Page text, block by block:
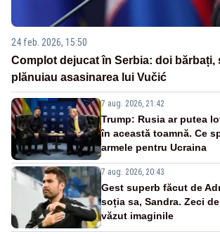
24 feb. 2026, 15:50
Complot dejucat în Serbia: doi bărbați,
plănuiau asasinarea lui Vučić
7 aug. 2026, 21:42
Trump: Rusia ar putea
în această toamnă. Ce
armele pentru Ucraina
7 aug. 2026, 20:43
Gest superb făcut de
soția sa, Sandra. Zeci
văzut imaginile